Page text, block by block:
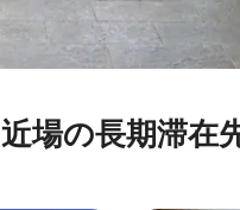
近場の長期滞在